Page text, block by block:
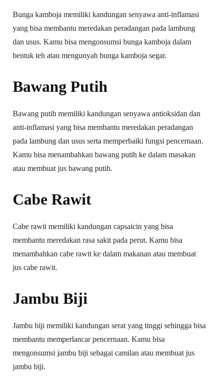
Bunga kamboja memiliki kandungan senyawa anti-inflamasi
yang bisa membantu meredakan peradangan pada lambung
dan usus. Kamu bisa mengonsumsi bunga kamboja dalam
bentuk teh atau mengunyah bunga kamboja segar.
Bawang Putih
Bawang putih memiliki kandungan senyawa antioksidan dan
anti-inflamasi yang bisa membantu meredakan peradangan
pada lambung dan usus serta memperbaiki fungsi pencernaan.
Kamu bisa menambahkan bawang putih ke dalam masakan
atau membuat jus bawang putih.
Cabe Rawit
Cabe rawit memiliki kandungan capsaicin yang bisa
membantu meredakan rasa sakit pada perut. Kamu bisa
menambahkan cabe rawit ke dalam makanan atau membuat
jus cabe rawit.
Jambu Biji
Jambu biji memiliki kandungan serat yang tinggi sehingga bisa
membantu memperlancar pencernaan. Kamu bisa
mengonsumsi jambu biji sebagai camilan atau membuat jus
jambu biji.